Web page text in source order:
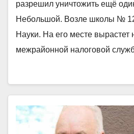
разрешил уничтожить ещё
Небольшой. Возле школы №
Науки. На его месте вырастет
межрайонной налоговой